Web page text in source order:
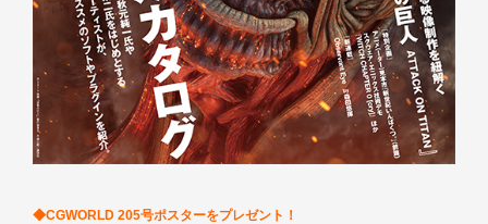
◆CGWORLD 205号ポスターをプレゼント！